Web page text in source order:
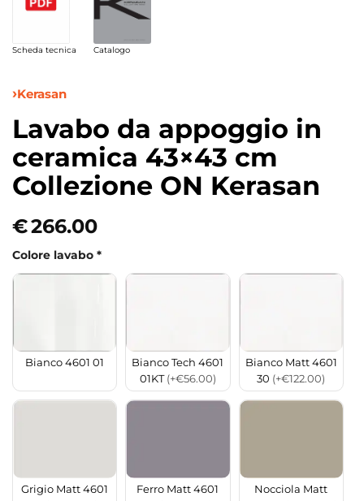
Scheda tecnica Catalogo
Kerasan
Lavabo da appoggio in
ceramica 43×43 cm
Collezione ON Kerasan
€266.00
Colore lavabo *
Bianco 4601 01
Bianco Tech 4601
01KT (+€56.00)
Bianco Matt 4601
30 (+€122.00)
Grigio Matt 4601
Ferro Matt 4601
Nocciola Matt